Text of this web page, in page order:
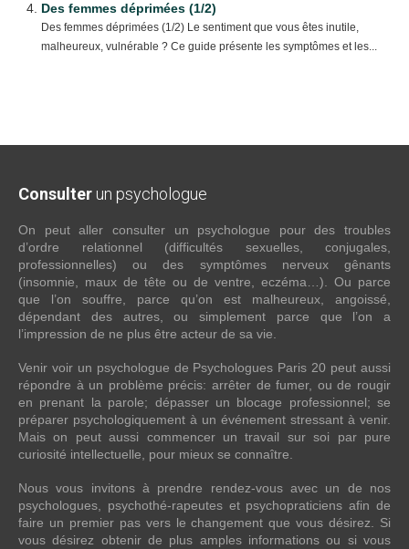
Des femmes déprimées (1/2)
Des femmes déprimées (1/2) Le sentiment que vous êtes inutile,
malheureux, vulnérable ? Ce guide présente les symptômes et les...
Consulter un psychologue
On peut aller consulter un psychologue pour des troubles
d’ordre relationnel (difficultés sexuelles, conjugales,
professionnelles) ou des symptômes nerveux gênants
(insomnie, maux de tête ou de ventre, eczéma…). Ou parce
que l’on souffre, parce qu’on est malheureux, angoissé,
dépendant des autres, ou simplement parce que l’on a
l’impression de ne plus être acteur de sa vie.
Venir voir un psychologue de Psychologues Paris 20 peut aussi
répondre à un problème précis: arrêter de fumer, ou de rougir
en prenant la parole; dépasser un blocage professionnel; se
préparer psychologiquement à un événement stressant à venir.
Mais on peut aussi commencer un travail sur soi par pure
curiosité intellectuelle, pour mieux se connaître.
Nous vous invitons à prendre rendez-vous avec un de nos
psychologues, psychothé-rapeutes et psychopraticiens afin de
faire un premier pas vers le changement que vous désirez. Si
vous désirez obtenir de plus amples informations ou si vous